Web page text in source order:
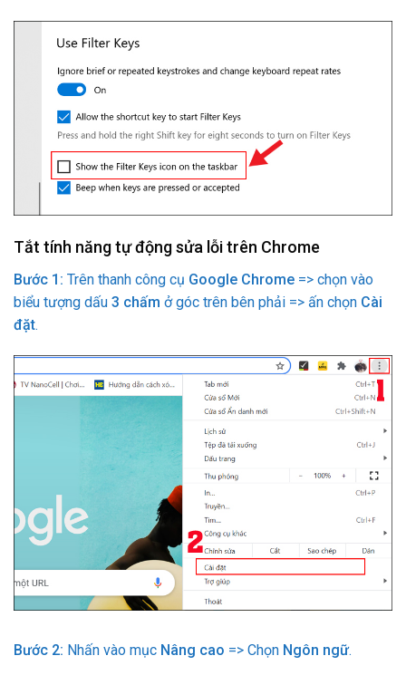
Tắt tính năng tự động sửa lỗi trên Chrome
Bước 1: Trên thanh công cụ Google Chrome => chọn vào
biểu tượng dấu 3 chấm ở góc trên bên phải => ấn chọn Cài
đặt.
Bước 2: Nhấn vào mục Nâng cao => Chọn Ngôn ngữ.